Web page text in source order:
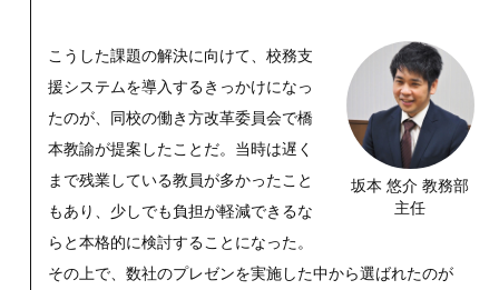
坂本 悠介 教務部
主任
こうした課題の解決に向けて、校務支
援システムを導入するきっかけになっ
たのが、同校の働き方改革委員会で橋
本教諭が提案したことだ。当時は遅く
まで残業している教員が多かったこと
もあり、少しでも負担が軽減できるな
らと本格的に検討することになった。
その上で、数社のプレゼンを実施した中から選ばれたのが